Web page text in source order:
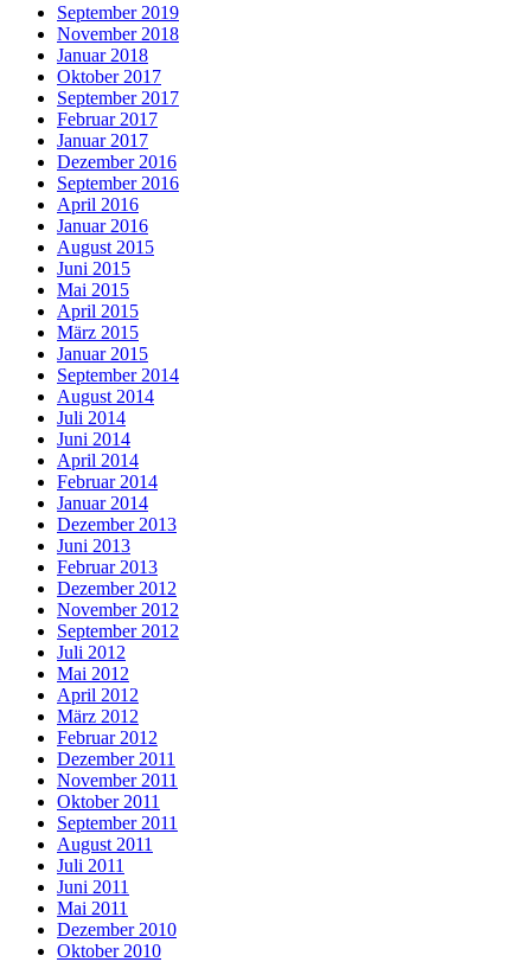
September 2019
November 2018
Januar 2018
Oktober 2017
September 2017
Februar 2017
Januar 2017
Dezember 2016
September 2016
April 2016
Januar 2016
August 2015
Juni 2015
Mai 2015
April 2015
März 2015
Januar 2015
September 2014
August 2014
Juli 2014
Juni 2014
April 2014
Februar 2014
Januar 2014
Dezember 2013
Juni 2013
Februar 2013
Dezember 2012
November 2012
September 2012
Juli 2012
Mai 2012
April 2012
März 2012
Februar 2012
Dezember 2011
November 2011
Oktober 2011
September 2011
August 2011
Juli 2011
Juni 2011
Mai 2011
Dezember 2010
Oktober 2010